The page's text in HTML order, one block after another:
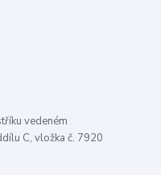
vedeném
C, vložka č. 7920